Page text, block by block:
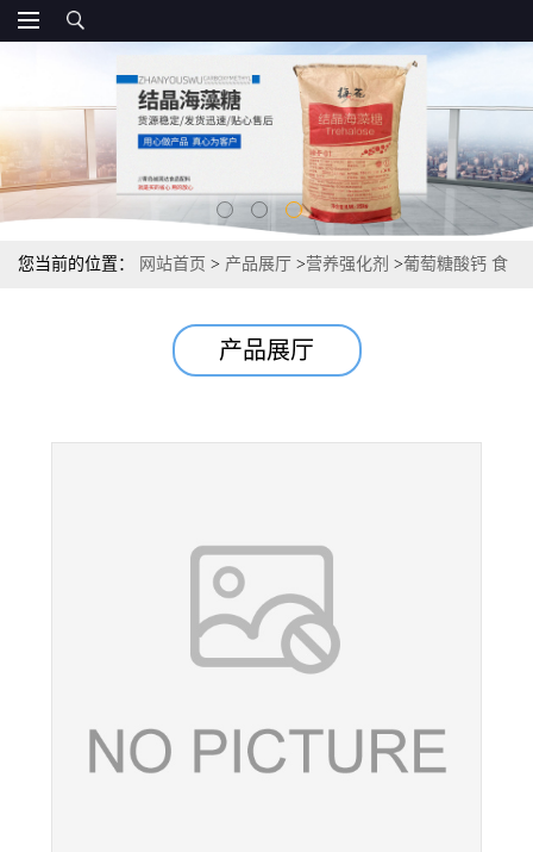
您当前的位置： 网站首页 > 产品展厅 >营养强化剂 >葡萄糖酸钙 食
产品展厅